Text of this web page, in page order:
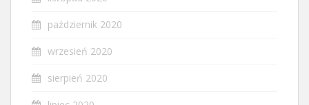
październik 2020
wrzesień 2020
sierpień 2020